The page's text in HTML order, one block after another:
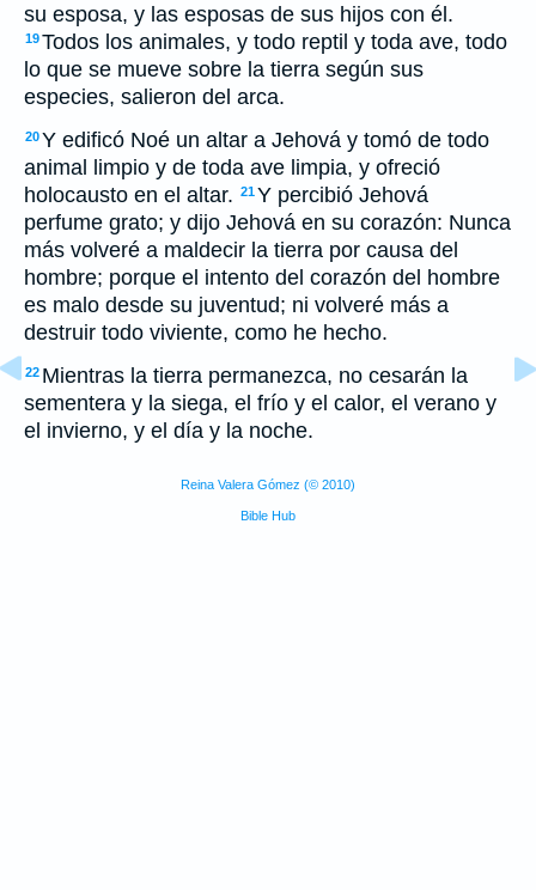
su esposa, y las esposas de sus hijos con él.
19Todos los animales, y todo reptil y toda ave, todo
lo que se mueve sobre la tierra según sus
especies, salieron del arca.
20Y edificó Noé un altar a Jehová y tomó de todo
animal limpio y de toda ave limpia, y ofreció
holocausto en el altar. 21Y percibió Jehová
perfume grato; y dijo Jehová en su corazón: Nunca
más volveré a maldecir la tierra por causa del
hombre; porque el intento del corazón del hombre
es malo desde su juventud; ni volveré más a
destruir todo viviente, como he hecho.
22 Mientras la tierra permanezca, no cesarán la
sementera y la siega, el frío y el calor, el verano y
el invierno, y el día y la noche.
Reina Valera Gómez (© 2010)
Bible Hub